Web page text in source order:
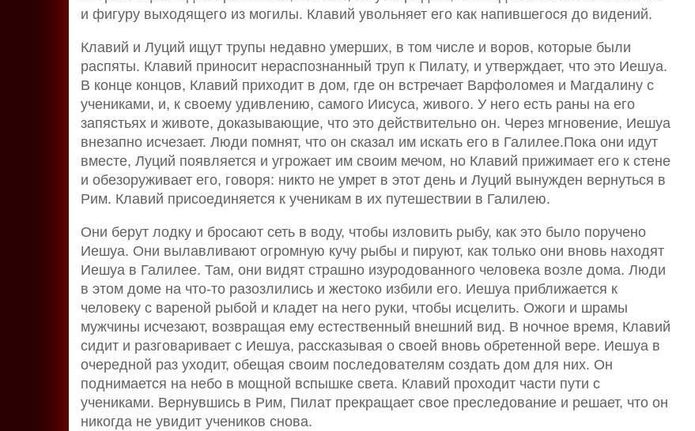
и фигуру выходящего из могилы. Клавий увольняет его как напившегося до видений.
Клавий и Луций ищут трупы недавно умерших, в том числе и воров, которые были
распяты. Клавий приносит нераспознанный труп к Пилату, и утверждает, что это Иешуа.
В конце концов, Клавий приходит в дом, где он встречает Варфоломея и Магдалину с
учениками, и, к своему удивлению, самого Иисуса, живого. У него есть раны на его
запястьях и животе, доказывающие, что это действительно он. Через мгновение, Иешуа
внезапно исчезает. Люди помнят, что он сказал им искать его в Галилее.Пока они идут
вместе, Луций появляется и угрожает им своим мечом, но Клавий прижимает его к стене
и обезоруживает его, говоря: никто не умрет в этот день и Луций вынужден вернуться в
Рим. Клавий присоединяется к ученикам в их путешествии в Галилею.
Они берут лодку и бросают сеть в воду, чтобы изловить рыбу, как это было поручено
Иешуа. Они вылавливают огромную кучу рыбы и пируют, как только они вновь находят
Иешуа в Галилее. Там, они видят страшно изуродованного человека возле дома. Люди
в этом доме на что-то разозлились и жестоко избили его. Иешуа приближается к
человеку с вареной рыбой и кладет на него руки, чтобы исцелить. Ожоги и шрамы
мужчины исчезают, возвращая ему естественный внешний вид. В ночное время, Клавий
сидит и разговаривает с Иешуа, рассказывая о своей вновь обретенной вере. Иешуа в
очередной раз уходит, обещая своим последователям создать дом для них. Он
поднимается на небо в мощной вспышке света. Клавий проходит части пути с
учениками. Вернувшись в Рим, Пилат прекращает свое преследование и решает, что он
никогда не увидит учеников снова.